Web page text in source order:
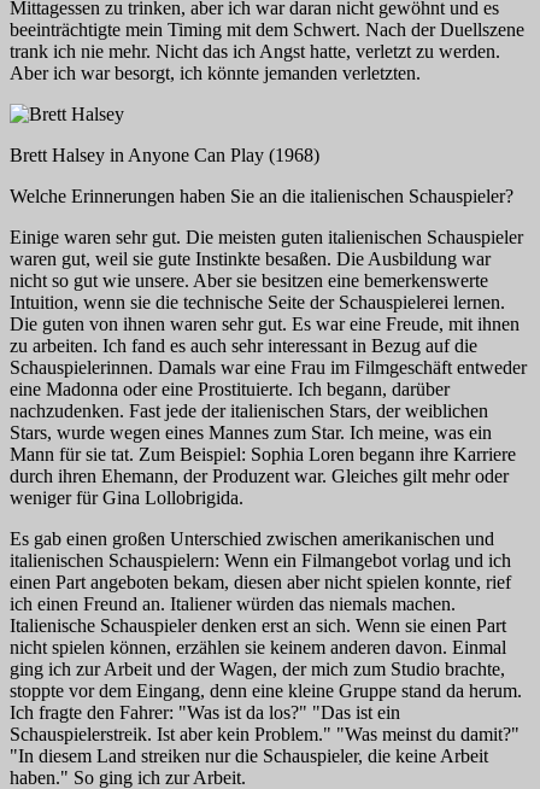
Mittagessen zu trinken, aber ich war daran nicht gewöhnt und es
beeinträchtigte mein Timing mit dem Schwert. Nach der Duellszene
trank ich nie mehr. Nicht das ich Angst hatte, verletzt zu werden.
Aber ich war besorgt, ich könnte jemanden verletzten.
Brett Halsey in Anyone Can Play (1968)
Welche Erinnerungen haben Sie an die italienischen Schauspieler?
Einige waren sehr gut. Die meisten guten italienischen Schauspieler
waren gut, weil sie gute Instinkte besaßen. Die Ausbildung war
nicht so gut wie unsere. Aber sie besitzen eine bemerkenswerte
Intuition, wenn sie die technische Seite der Schauspielerei lernen.
Die guten von ihnen waren sehr gut. Es war eine Freude, mit ihnen
zu arbeiten. Ich fand es auch sehr interessant in Bezug auf die
Schauspielerinnen. Damals war eine Frau im Filmgeschäft entweder
eine Madonna oder eine Prostituierte. Ich begann, darüber
nachzudenken. Fast jede der italienischen Stars, der weiblichen
Stars, wurde wegen eines Mannes zum Star. Ich meine, was ein
Mann für sie tat. Zum Beispiel: Sophia Loren begann ihre Karriere
durch ihren Ehemann, der Produzent war. Gleiches gilt mehr oder
weniger für Gina Lollobrigida.
Es gab einen großen Unterschied zwischen amerikanischen und
italienischen Schauspielern: Wenn ein Filmangebot vorlag und ich
einen Part angeboten bekam, diesen aber nicht spielen konnte, rief
ich einen Freund an. Italiener würden das niemals machen.
Italienische Schauspieler denken erst an sich. Wenn sie einen Part
nicht spielen können, erzählen sie keinem anderen davon. Einmal
ging ich zur Arbeit und der Wagen, der mich zum Studio brachte,
stoppte vor dem Eingang, denn eine kleine Gruppe stand da herum.
Ich fragte den Fahrer: "Was ist da los?" "Das ist ein
Schauspielerstreik. Ist aber kein Problem." "Was meinst du damit?"
"In diesem Land streiken nur die Schauspieler, die keine Arbeit
haben." So ging ich zur Arbeit.